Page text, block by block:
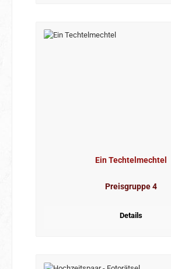
Ein Techtelmechtel
Preisgruppe 4
Details